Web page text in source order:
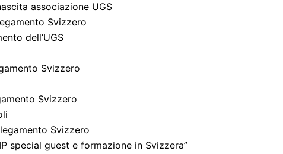
associazione UGS
Svizzero
dell’UGS
Svizzero
Svizzero
Svizzero
special guest e formazione in Svizzera”